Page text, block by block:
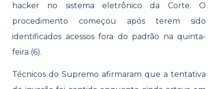
hacker no sistema eletrônico da Corte. O
procedimento começou após terem sido
identificados acessos fora do padrão na quinta-
feira (6).
Técnicos do Supremo afirmaram que a tentativa